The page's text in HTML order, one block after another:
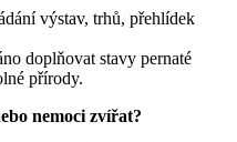
výstav, trhů, přehlídek
doplňovat stavy pernaté
přírody.
nemoci zvířat?